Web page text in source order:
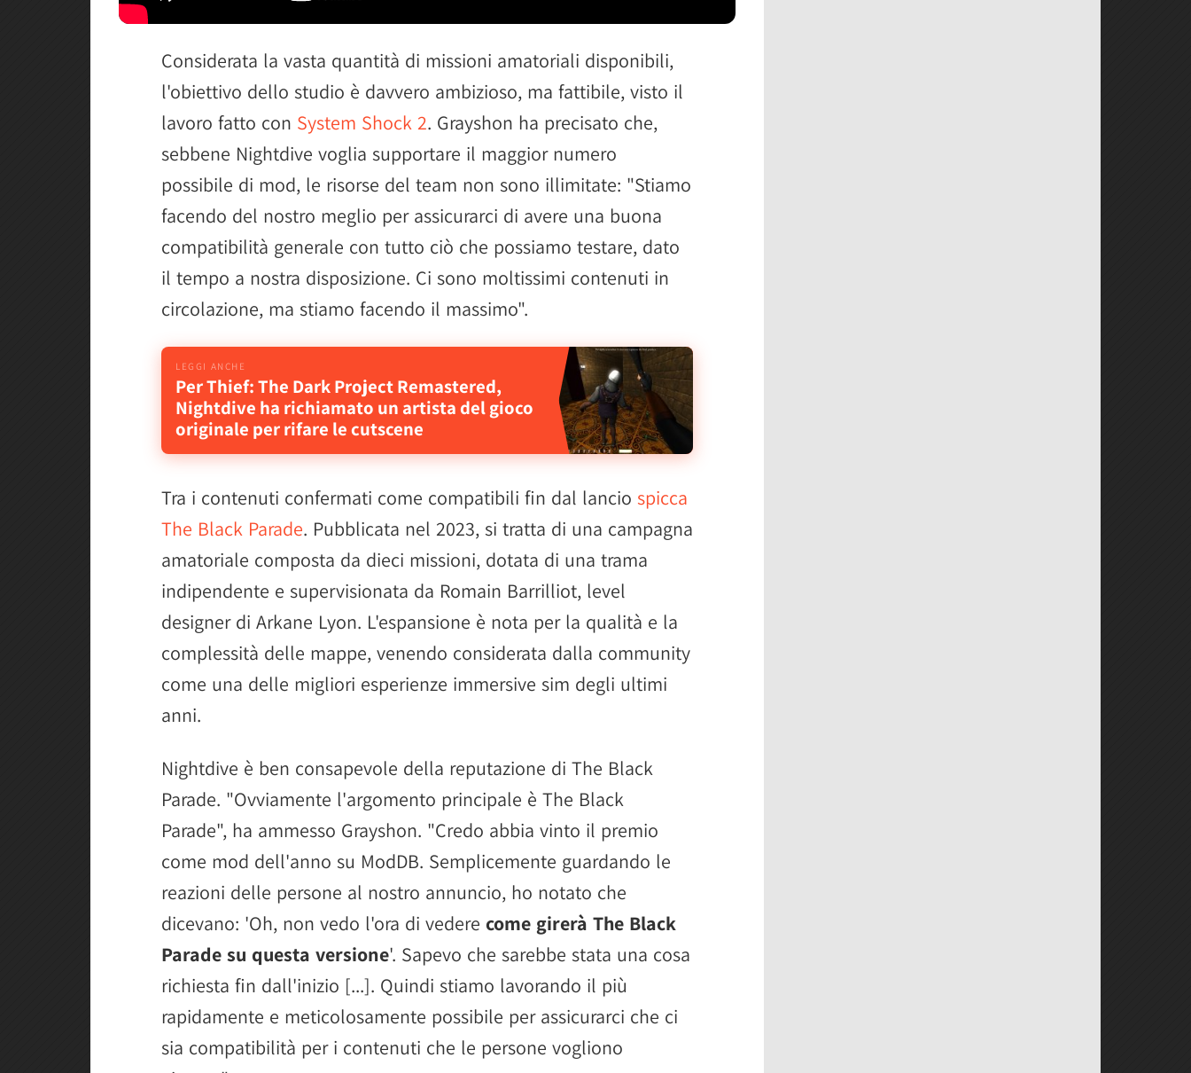
Considerata la vasta quantità di missioni amatoriali disponibili,
l'obiettivo dello studio è davvero ambizioso, ma fattibile, visto il
lavoro fatto con System Shock 2. Grayshon ha precisato che,
sebbene Nightdive voglia supportare il maggior numero
possibile di mod, le risorse del team non sono illimitate: "Stiamo
facendo del nostro meglio per assicurarci di avere una buona
compatibilità generale con tutto ciò che possiamo testare, dato
il tempo a nostra disposizione. Ci sono moltissimi contenuti in
circolazione, ma stiamo facendo il massimo".
Per Thief: The Dark Project Remastered,
Nightdive ha richiamato un artista del gioco
originale per rifare le cutscene
Tra i contenuti confermati come compatibili fin dal lancio spicca
The Black Parade. Pubblicata nel 2023, si tratta di una campagna
amatoriale composta da dieci missioni, dotata di una trama
indipendente e supervisionata da Romain Barrilliot, level
designer di Arkane Lyon. L'espansione è nota per la qualità e la
complessità delle mappe, venendo considerata dalla community
come una delle migliori esperienze immersive sim degli ultimi
anni.
Nightdive è ben consapevole della reputazione di The Black
Parade. "Ovviamente l'argomento principale è The Black
Parade", ha ammesso Grayshon. "Credo abbia vinto il premio
come mod dell'anno su ModDB. Semplicemente guardando le
reazioni delle persone al nostro annuncio, ho notato che
dicevano: 'Oh, non vedo l'ora di vedere come girerà The Black
Parade su questa versione'. Sapevo che sarebbe stata una cosa
richiesta fin dall'inizio [...]. Quindi stiamo lavorando il più
rapidamente e meticolosamente possibile per assicurarci che ci
sia compatibilità per i contenuti che le persone vogliono